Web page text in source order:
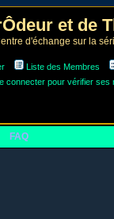
et de
d'échange sur la
Liste des Membres
connecter pour vérifier ses
FAQ